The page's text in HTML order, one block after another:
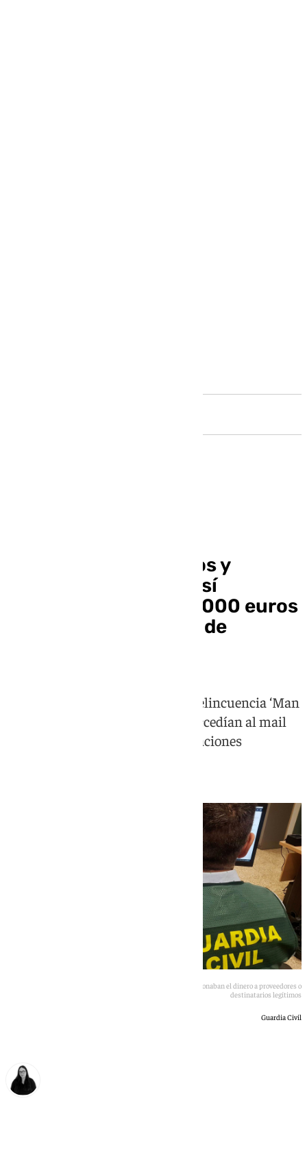
Interceptaban correos y
alteraban facturas: así
estafaron más de 56.000 euros
a empresas y vecinos de
Mediante la modalidad de ciberdelincuencia ‘Man
in the Middle’, los delincuentes accedían al mail
para controlar todas las comunicaciones
Las víctimas realizaban las transferencias creyendo que abonaban el dinero a proveedores o
destinatarios legítimos
Guardia Civil